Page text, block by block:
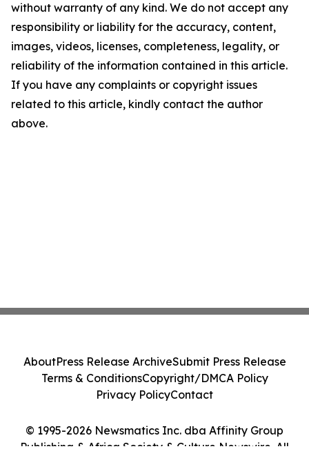
without warranty of any kind. We do not accept any
responsibility or liability for the accuracy, content,
images, videos, licenses, completeness, legality, or
reliability of the information contained in this article.
If you have any complaints or copyright issues
related to this article, kindly contact the author
above.
© 1995-2026 Newsmatics Inc. dba Affinity Group
Publishing & Africa Society & Culture Newswire. All
AboutPress Release ArchiveSubmit Press Release
Terms & ConditionsCopyright/DMCA Policy
Privacy PolicyContact